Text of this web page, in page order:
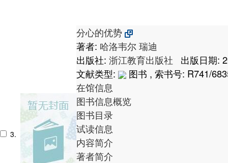
3.
分心的优势
著者: 哈洛韦尔 瑞迪
出版社: 浙江教育出版社
出版日期:
文献类型:
图书 , 索书号: R741/
在馆信息
图书信息概览
图书目录
试读信息
内容简介
著者简介